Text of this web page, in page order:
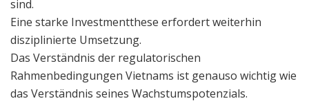
sind.
Eine starke Investmentthese erfordert weiterhin
disziplinierte Umsetzung.
Das Verständnis der regulatorischen
Rahmenbedingungen Vietnams ist genauso wichtig wie
das Verständnis seines Wachstumspotenzials.